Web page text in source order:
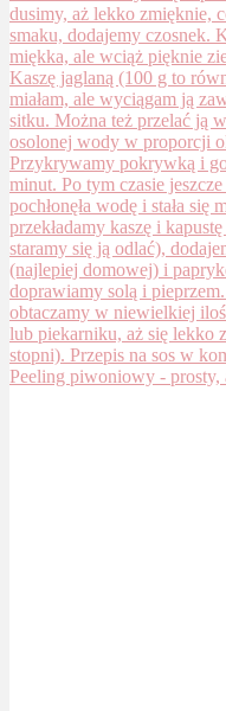
Peeling piwoniowy - prosty,